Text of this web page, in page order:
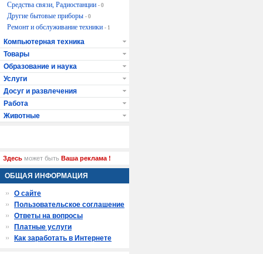
Средства связи, Радиостанции - 0
Другие бытовые приборы - 0
Ремонт и обслуживание техники - 1
Компьютерная техника
Товары
Образование и наука
Услуги
Досуг и развлечения
Работа
Животные
Здесь может быть Ваша реклама !
ОБЩАЯ ИНФОРМАЦИЯ
О сайте
Пользовательское соглашение
Ответы на вопросы
Платные услуги
Как заработать в Интернете